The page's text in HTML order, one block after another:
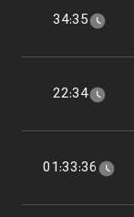
34:35
22:34
01:33:36